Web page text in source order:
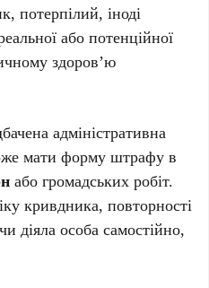
потерпілий, іноді
або потенційної
здоров’ю
адміністративна
мати форму штрафу в
або громадських робіт.
кривдника, повторності
діяла особа самостійно,